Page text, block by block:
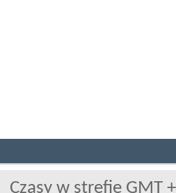
Czasy w strefie GMT